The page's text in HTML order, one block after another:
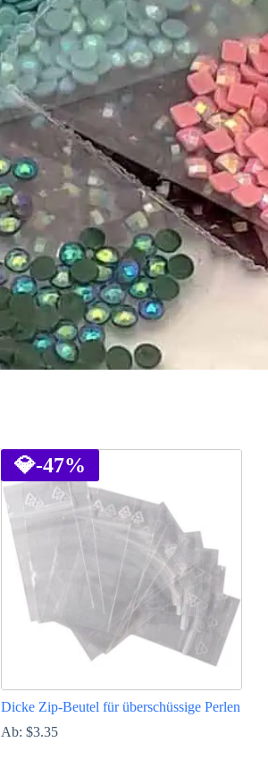
💎-47%
Dicke Zip-Beutel für überschüssige Perlen
Ab: $3.35